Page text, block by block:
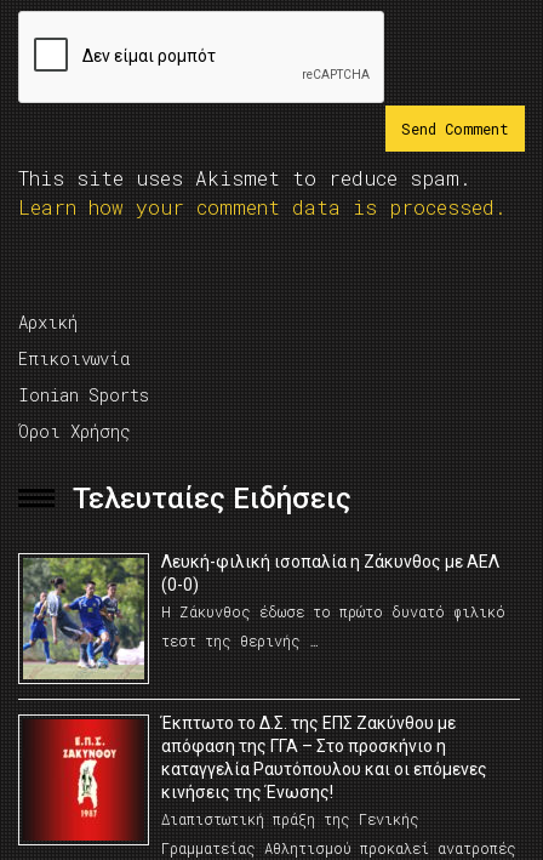
This site uses Akismet to reduce spam.
Learn how your comment data is processed.
Αρχική
Επικοινωνία
Ionian Sports
Όροι Χρήσης
Τελευταίες Ειδήσεις
Λευκή-φιλική ισοπαλία η Ζάκυνθος με ΑΕΛ
(0-0)
Η Ζάκυνθος έδωσε το πρώτο δυνατό φιλικό
τεστ της θερινής …
Έκπτωτο το Δ.Σ. της ΕΠΣ Ζακύνθου με
απόφαση της ΓΓΑ – Στο προσκήνιο η
καταγγελία Ραυτόπουλου και οι επόμενες
κινήσεις της Ένωσης!
Διαπιστωτική πράξη της Γενικής
Γραμματείας Αθλητισμού προκαλεί ανατροπές